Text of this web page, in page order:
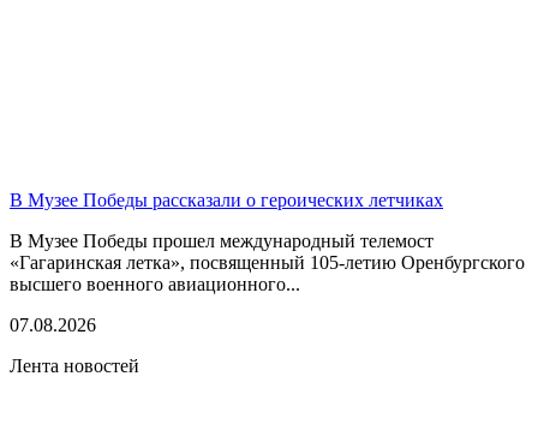
В Музее Победы рассказали о героических летчиках
В Музее Победы прошел международный телемост
«Гагаринская летка», посвященный 105-летию Оренбургского
высшего военного авиационного...
07.08.2026
Лента новостей